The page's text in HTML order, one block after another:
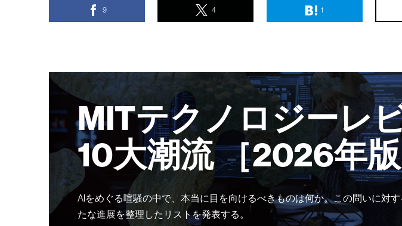
9 4 1
MITテクノロジーレ
10大潮流 ［2026年
AIをめぐる喧騒の中で、本当に目を向けるべきものは何か。この問いに対
たな進展を整理したリストを発表する。